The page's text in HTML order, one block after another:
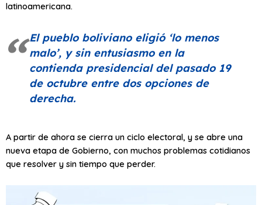
latinoamericana.
El pueblo boliviano eligió ‘lo menos
malo’, y sin entusiasmo en la
contienda presidencial del pasado 19
de octubre entre dos opciones de
derecha.
A partir de ahora se cierra un ciclo electoral, y se abre una
nueva etapa de Gobierno, con muchos problemas cotidianos
que resolver y sin tiempo que perder.